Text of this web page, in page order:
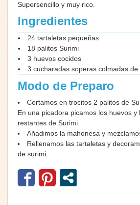
Supersencillo y muy rico.
Ingredientes
24 tartaletas pequeñas
18 palitos Surimi
3 huevos cocidos
3 cucharadas soperas colmadas
Modo de Preparo
Cortamos en trocitos 2 palitos de
En una picadora picamos los huevos y
restantes de Surimi.
Añadimos la mahonesa y
Rellenamos las tartaletas y
de surimi.